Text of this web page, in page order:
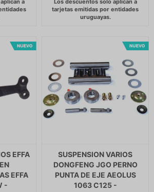
EFFA
EFFA
-
SUSPENSION VARIOS
DONGFENG JGO PERNO
PUNTA DE EJE AEOLUS
1063 C125 -